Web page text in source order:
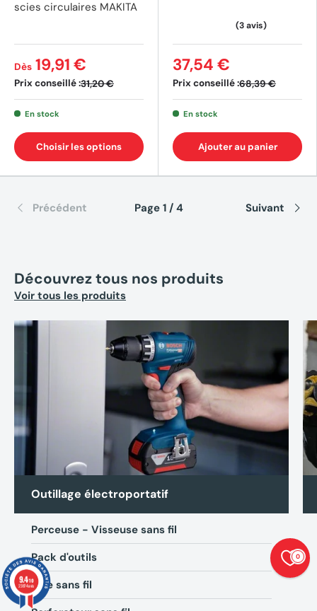
scies circulaires MAKITA
Prix conseillé :31,20 €
Dès 19,91 €
En stock
Choisir les options
Prix conseillé :68,39 €
37,54 €
En stock
Ajouter au panier
Précédent Page 1 / 4 Suivant
Découvrez tous nos produits
Voir tous les produits
Outillage électroportatif
Perceuse - Visseuse sans fil
Pack d'outils
Scie sans fil
0
9.4/10
23874 avis